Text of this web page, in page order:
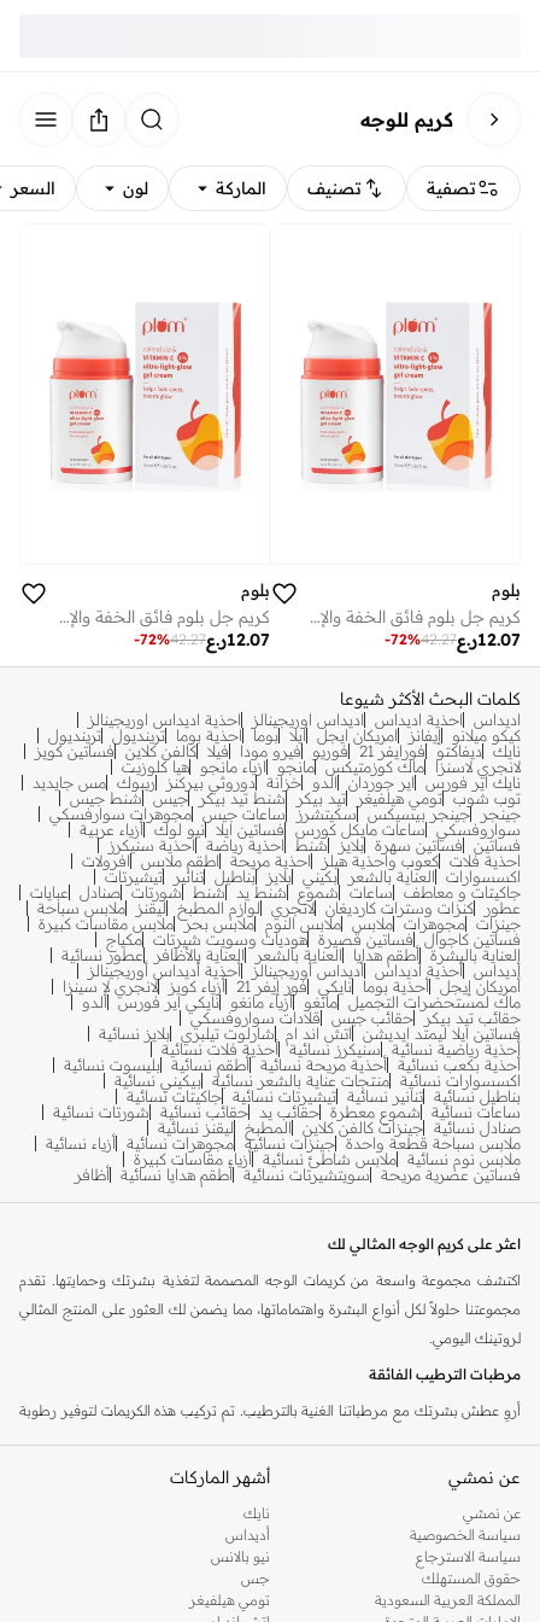
كريم للوجه
تصفية تصنيف الماركة لون السعر
بلوم
كريم جل بلوم فائق الخفة والإشراق بفيتامين سي 1% مع زهرة الآذريون | يُخفف البقع الداكنة، يُعزز الإشراق، يُرطب بعمق | مرطب خفيف الوزن وغير دهني للوجه | مناسب لجميع أنواع البشرة | للنساء والرجال | 50 غرام
ر.ع12.07
42.27
-72%
بلوم
كريم جل بلوم فائق الخفة والإشراق بفيتامين سي 1% مع زهرة الآذريون | يُخفف البقع الداكنة، يُعزز الإشراق، يُرطب بعمق | مرطب خفيف الوزن وغير دهني للوجه | مناسب لجميع أنواع البشرة | للنساء والرجال | 50 غرام
ر.ع12.07
42.27
-72%
كلمات البحث الأكثر شيوعا
اديداس احذية اديداس اديداس اوريجينالز
احذية اديداس اوريجينالز
كيكو ميلانو
إيفانز امريكان ايجل ايلا بوما احذية بوما ترينديول ترينديول
نايك ديفاكتو فورايفر 21 فوريو فيرو مودا فيلا كالفن كلاين فساتين كويز
لانجري لاسنزا
ماك كوزمتيكس مانجو ازياء مانجو
هيا كلوزيت
نايك اير فورس
اير جوردان الدو خزانة دوروثي بيركنز ريبوك مس جايديد
توب شوب تومي هيلفيغر تيد بيكر شنط تيد بيكر جيس
شنط جيس
جينجر
جينجر بيسيكس سكيتشرز ساعات جيس مجوهرات سوارفسكي
سواروفسكي
ساعات مايكل كورس فساتين ايلا نيو لوك أزياء عربية
فساتين
فساتين سهرة بلايز شنط احذية رياضة
احذية سنيكرز
احذية فلات كعوب واحذية هيلز احذية مريحة اطقم ملابس
افرولات
اكسسوارات
العناية بالشعر بكيني بلايز بناطيل تنانير
تيشيرتات
جاكيتات و معاطف
ساعات شموع شنط يد شنط شورتات صنادل
عبايات
عطور
كنزات وسترات كارديغان لانجري لوازم المطبخ ليقنز
ملابس سباحة
جينزات مجوهرات ملابس ملابس النوم ملابس بحر ملابس مقاسات كبيرة
فساتين كاجوال
فساتين قصيرة هوديات وسويت شيرتات مكياج
العناية بالبشرة أطقم هدايا العناية بالشعر العناية بالأظافر
عطور نسائية
أديداس أحذية أديداس أديداس أوريجينالز
أحذية أديداس أوريجينالز
أمريكان إيجل أحذية بوما نايكي فور إيفر 21 أزياء كويز
لانجري لا سينزا
ماك لمستحضرات التجميل مانغو أزياء مانغو نايكي اير فورس ألدو
حقائب تيد بيكر
حقائب جيس
قلادات سواروفسكي
فساتين ايلا ليمتد ايديشن
اتش اند ام شارلوت تيلبري بلايز نسائية
أحذية رياضية نسائية
سنيكرز نسائية أحذية فلات نسائية
أحذية بكعب نسائية أحذية مريحة نسائية أطقم نسائية بليسوت نسائية
اكسسوارات نسائية منتجات عناية بالشعر نسائية بيكيني نسائية
بناطيل نسائية تنانير نسائية تيشيرتات نسائية جاكيتات نسائية
ساعات نسائية
شموع معطرة حقائب يد حقائب نسائية
شورتات نسائية
صنادل نسائية جينزات كالفن كلاين المطبخ
ليقنز نسائية
ملابس سباحة قطعة واحدة جينزات نسائية مجوهرات نسائية أزياء نسائية
ملابس نوم نسائية ملابس شاطئ نسائية أزياء مقاسات كبيرة
فساتين عصرية مريحة
سويتشيرتات نسائية أطقم هدايا نسائية أظافر
اعثر على كريم الوجه المثالي لك
اكتشف مجموعة واسعة من كريمات الوجه المصممة لتغذية بشرتك وحمايتها. تقدم
مجموعتنا حلولاً لكل أنواع البشرة واهتماماتها، مما يضمن لك العثور على المنتج المثالي
لروتينك اليومي.
مرطبات الترطيب الفائقة
أروِ عطش بشرتك مع مرطباتنا الغنية بالترطيب. تم تركيب هذه الكريمات لتوفير رطوبة
تعاني من الجفاف.
قاوم علامات التقدم في السن مع كريماتنا المتقدمة لمكافحة الشيخوخة. هذه الكريمات،
المليئة بالمكونات الفعالة، تعمل على تقليل ظهور الخطوط الدقيقة والتجاعيد، مما يعزز
بشرة أكثر نعومة، وثباتاً، وشباباً.
عن نمشي
عن نمشي
سياسة الخصوصية
سياسة الاسترجاع
حقوق المستهلك
المملكة العربية السعودية
أشهر الماركات
نايك
أديداس
نيو بالانس
جس
تومي هيلفيغر